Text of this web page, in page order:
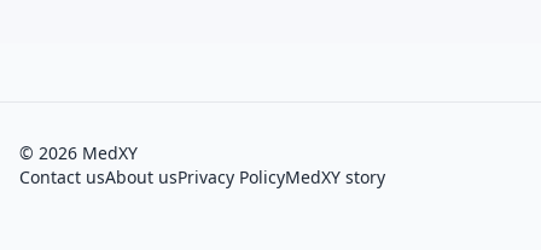
© 2026 MedXY
Contact usAbout usPrivacy PolicyMedXY story